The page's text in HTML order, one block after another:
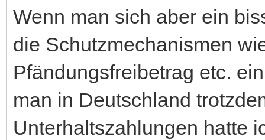
Wenn man sich aber ein
die Schutzmechanismen
Pfändungsfreibetrag etc.
man in Deutschland
Unterhaltszahlungen hatte